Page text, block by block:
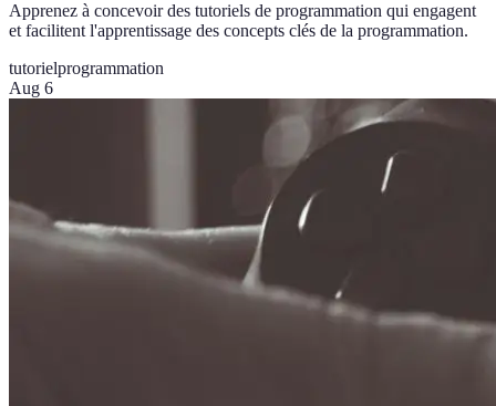
Apprenez à concevoir des tutoriels de programmation qui engagent
et facilitent l'apprentissage des concepts clés de la programmation.
tutorielprogrammation
Aug 6